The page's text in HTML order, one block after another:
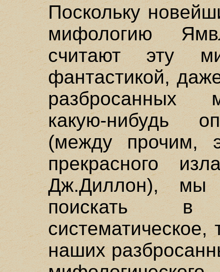
Поскольку
мифологию
считают эту
фантастикой,
разбросанных
какую-нибудь
(между прочим,
прекрасного
Дж.Диллон), мы
поискать в
наших